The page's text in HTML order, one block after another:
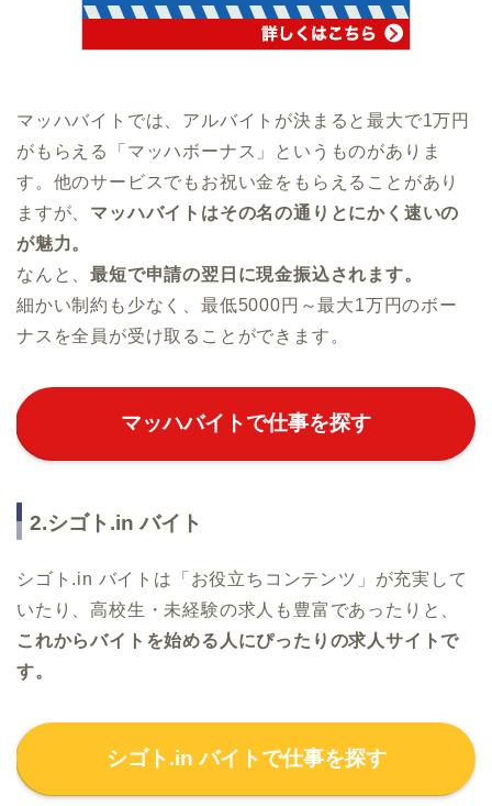
マッハバイトでは、アルバイトが決まると最大で1万円
がもらえる「マッハボーナス」というものがありま
す。他のサービスでもお祝い金をもらえることがあり
ますが、 マッハバイトはその名の通りとにかく速いの
が魅力。
なんと、最短で申請の翌日に現金振込されます。
細かい制約も少なく、最低5000円～最大1万円のボー
ナスを全員が受け取ることができます。
マッハバイトで仕事を探す
2.シゴト.in バイト
シゴト.in バイトは「お役立ちコンテンツ」が充実して
いたり、高校生・未経験の求人も豊富であったりと、
これからバイトを始める人にぴったりの求人サイトで
す。
シゴト.in バイトで仕事を探す